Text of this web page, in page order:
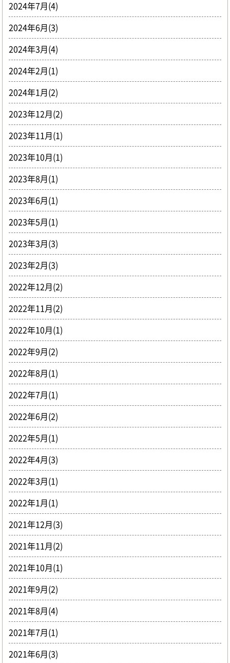
2024年7月(4)
2024年6月(3)
2024年3月(4)
2024年2月(1)
2024年1月(2)
2023年12月(2)
2023年11月(1)
2023年10月(1)
2023年8月(1)
2023年6月(1)
2023年5月(1)
2023年3月(3)
2023年2月(3)
2022年12月(2)
2022年11月(2)
2022年10月(1)
2022年9月(2)
2022年8月(1)
2022年7月(1)
2022年6月(2)
2022年5月(1)
2022年4月(3)
2022年3月(1)
2022年1月(1)
2021年12月(3)
2021年11月(2)
2021年10月(1)
2021年9月(2)
2021年8月(4)
2021年7月(1)
2021年6月(3)